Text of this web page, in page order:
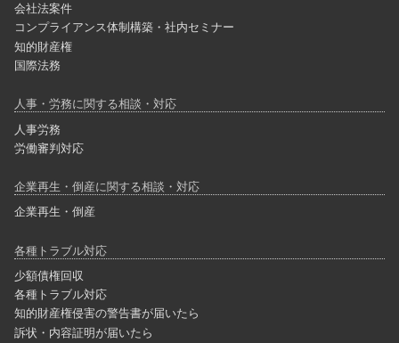
会社法案件
コンプライアンス体制構築・社内セミナー
知的財産権
国際法務
人事・労務に関する相談・対応
人事労務
労働審判対応
企業再生・倒産に関する相談・対応
企業再生・倒産
各種トラブル対応
少額債権回収
各種トラブル対応
知的財産権侵害の警告書が届いたら
訴状・内容証明が届いたら